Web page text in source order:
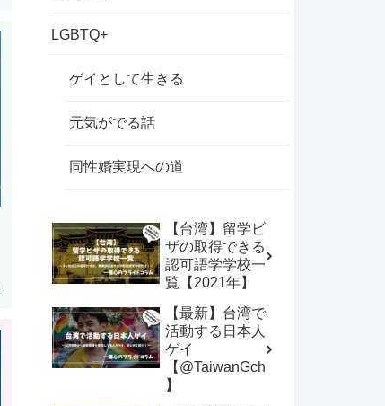
LGBTQ+
ゲイとして生きる
元気がでる話
同性婚実現への道
【台湾】留学ビ
ザの取得できる
認可語学学校一
覧【2021年】
【最新】台湾で
活動する日本人
ゲイ
【@TaiwanGch
】